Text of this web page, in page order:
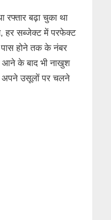
रफ्तार बढ़ा चुका था
हर सब्जेक्ट में परफेक्ट
होने तक के नंबर
आने के बाद भी नाखुश
अपने उसूलों पर चलने